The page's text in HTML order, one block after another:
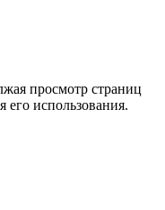
просмотр страниц
его использования.